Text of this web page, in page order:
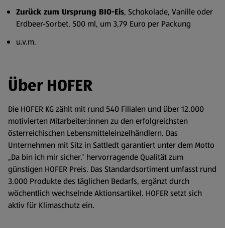
Zurück zum Ursprung BIO-Eis, Schokolade, Vanille oder
Erdbeer-Sorbet, 500 ml, um 3,79 Euro per Packung
u.v.m.
Über HOFER
Die HOFER KG zählt mit rund 540 Filialen und über 12.000
motivierten Mitarbeiter:innen zu den erfolgreichsten
österreichischen Lebensmitteleinzelhändlern. Das
Unternehmen mit Sitz in Sattledt garantiert unter dem Motto
„Da bin ich mir sicher.“ hervorragende Qualität zum
günstigen HOFER Preis. Das Standardsortiment umfasst rund
3.000 Produkte des täglichen Bedarfs, ergänzt durch
wöchentlich wechselnde Aktionsartikel. HOFER setzt sich
aktiv für Klimaschutz ein.